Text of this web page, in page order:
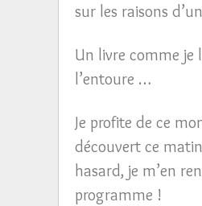
sur les raisons
Un livre comme je
l’entoure …
Je profite de ce
découvert ce
hasard, je m’en
programme !